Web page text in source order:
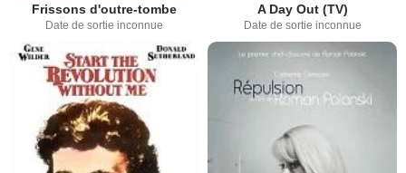
Frissons d'outre-tombe
Date de sortie inconnue
A Day Out (TV)
Date de sortie inconnue